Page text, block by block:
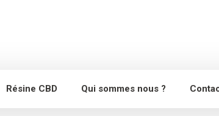
Résine CBD Qui sommes nous ?